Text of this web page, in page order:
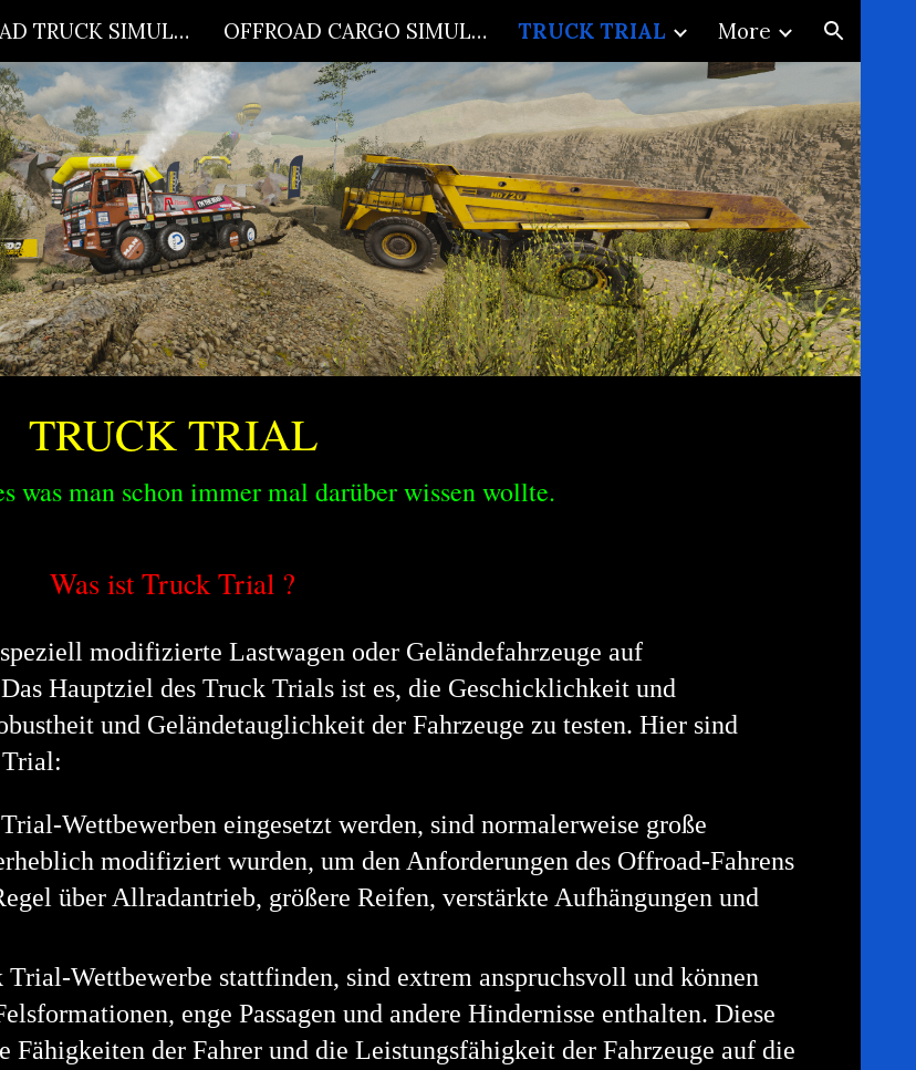
content Skip to navigation
OFFROAD TRUCK SIMULATOR OFFROAD CARGO SIMULATOR TRUCK TRIAL More
TRUCK TRIAL
was man schon immer mal darüber wissen wollte.
Was ist Truck Trial ?
modifizierte Lastwagen oder Geländefahrzeuge auf
Hauptziel des Truck Trials ist es, die Geschicklichkeit und
und Geländetauglichkeit der Fahrzeuge zu testen. Hier sind
Wettbewerben eingesetzt werden, sind normalerweise große
modifiziert wurden, um den Anforderungen des Offroad-Fahrens
über Allradantrieb, größere Reifen, verstärkte Aufhängungen und
Wettbewerbe stattfinden, sind extrem anspruchsvoll und können
enge Passagen und andere Hindernisse enthalten. Diese
Fähigkeiten der Fahrer und die Leistungsfähigkeit der Fahrzeuge auf die